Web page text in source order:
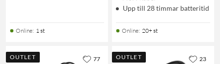
Online: 1 st
Upp till 28 timmar batteritid
Online: 20+ st
OUTLET 77 OUTLET 23